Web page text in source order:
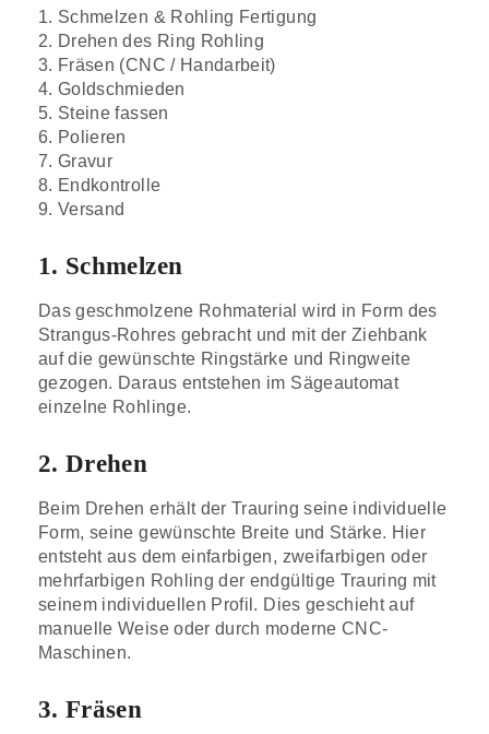
1. Schmelzen & Rohling Fertigung
2. Drehen des Ring Rohling
3. Fräsen (CNC / Handarbeit)
4. Goldschmieden
5. Steine fassen
6. Polieren
7. Gravur
8. Endkontrolle
9. Versand
1. Schmelzen
Das geschmolzene Rohmaterial wird in Form des
Strangus-Rohres gebracht und mit der Ziehbank
auf die gewünschte Ringstärke und Ringweite
gezogen. Daraus entstehen im Sägeautomat
einzelne Rohlinge.
2. Drehen
Beim Drehen erhält der Trauring seine individuelle
Form, seine gewünschte Breite und Stärke. Hier
entsteht aus dem einfarbigen, zweifarbigen oder
mehrfarbigen Rohling der endgültige Trauring mit
seinem individuellen Profil. Dies geschieht auf
manuelle Weise oder durch moderne CNC-
Maschinen.
3. Fräsen